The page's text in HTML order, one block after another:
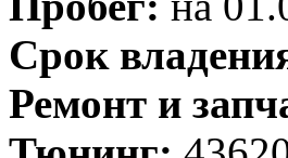
Срок
Ремонт и